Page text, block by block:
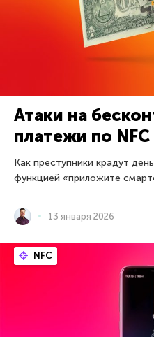
Атаки на
платежи по NFC
Как преступники крадут
функцией «приложите
13 января 2026
NFC